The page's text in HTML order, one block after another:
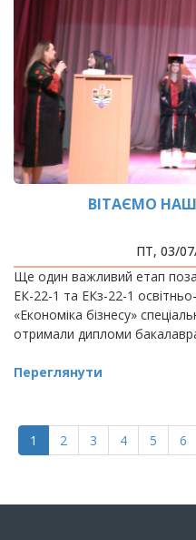
ВІТАЄМО
ПТ, 03/
Ще один важливий етап
ЕК-22-1 та ЕКз-22-1
«Економіка бізнесу»
отримали дипломи
Переглянути
СТОРІНКИ
Поточна
сторінка
1 Page
2 Page
3 Page
4 Page
5 6